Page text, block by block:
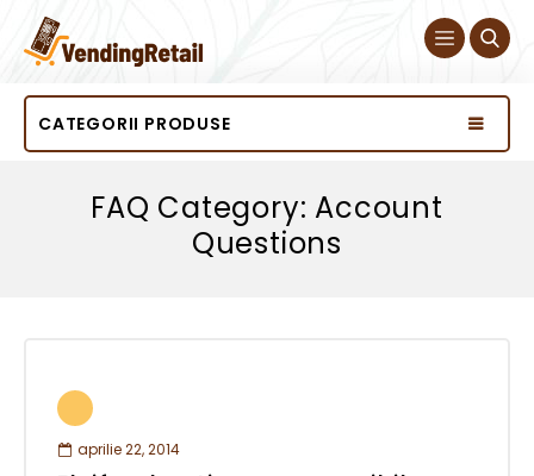
CATEGORII PRODUSE
FAQ Category: Account
Questions
aprilie 22, 2014